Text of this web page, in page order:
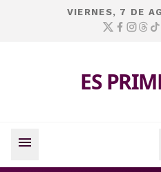
VIERNES, 7 DE
ES
menu